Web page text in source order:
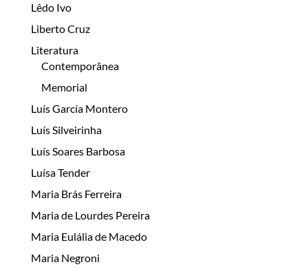
Lêdo Ivo
Liberto Cruz
Literatura
Contemporânea
Memorial
Luís García Montero
Luís Silveirinha
Luís Soares Barbosa
Luísa Tender
Maria Brás Ferreira
Maria de Lourdes Pereira
Maria Eulália de Macedo
Maria Negroni